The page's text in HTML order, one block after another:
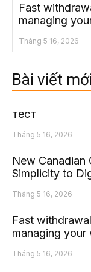
Fast
managing
Tháng 5 16, 2026
Bài viết
тест
Tháng 5 16, 2026
New Canadian
Simplicity to
Tháng 5 16, 2026
Fast
managing your
Tháng 5 16, 2026